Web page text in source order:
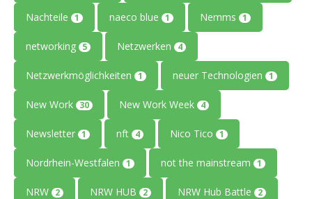
Nachteile 1 naeco blue 1 Nemms 1
networking 5 Netzwerken 4
Netzwerkmöglichkeiten 1 neuer Technologien 1
New Work 30 New Work Week 4
Newsletter 1 nft 4 Nico Tico 1
Nordrhein-Westfalen 1 not the mainstream 1
NRW 2 NRW HUB 2 NRW Hub Battle 2